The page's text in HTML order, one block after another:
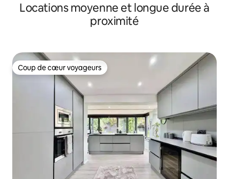
Locations moyenne et longue durée à
proximité
Coup de cœur voyageurs
Coup de cœur voyageurs